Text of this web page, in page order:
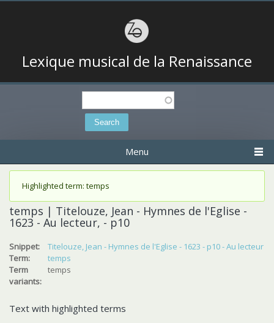
Lexique musical de la Renaissance
Search
Menu
Status message
Highlighted term: temps
temps | Titelouze, Jean - Hymnes de l'Eglise -
1623 - Au lecteur, - p10
Snippet:
Titelouze, Jean - Hymnes de l'Eglise - 1623 - p10 - Au lecteur
Term:
temps
Term
variants:
temps
Text with highlighted terms